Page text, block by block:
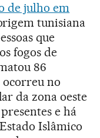
de julho em
tunisiana
que
fogos de
86
ocorreu no
da zona oeste
e há
Islâmico